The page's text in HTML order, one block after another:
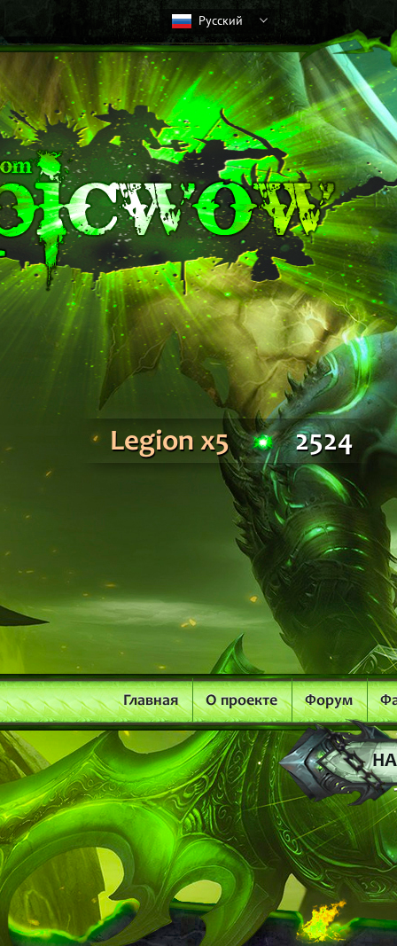
Русский
Legion x5 2524
Главная О проекте Форум